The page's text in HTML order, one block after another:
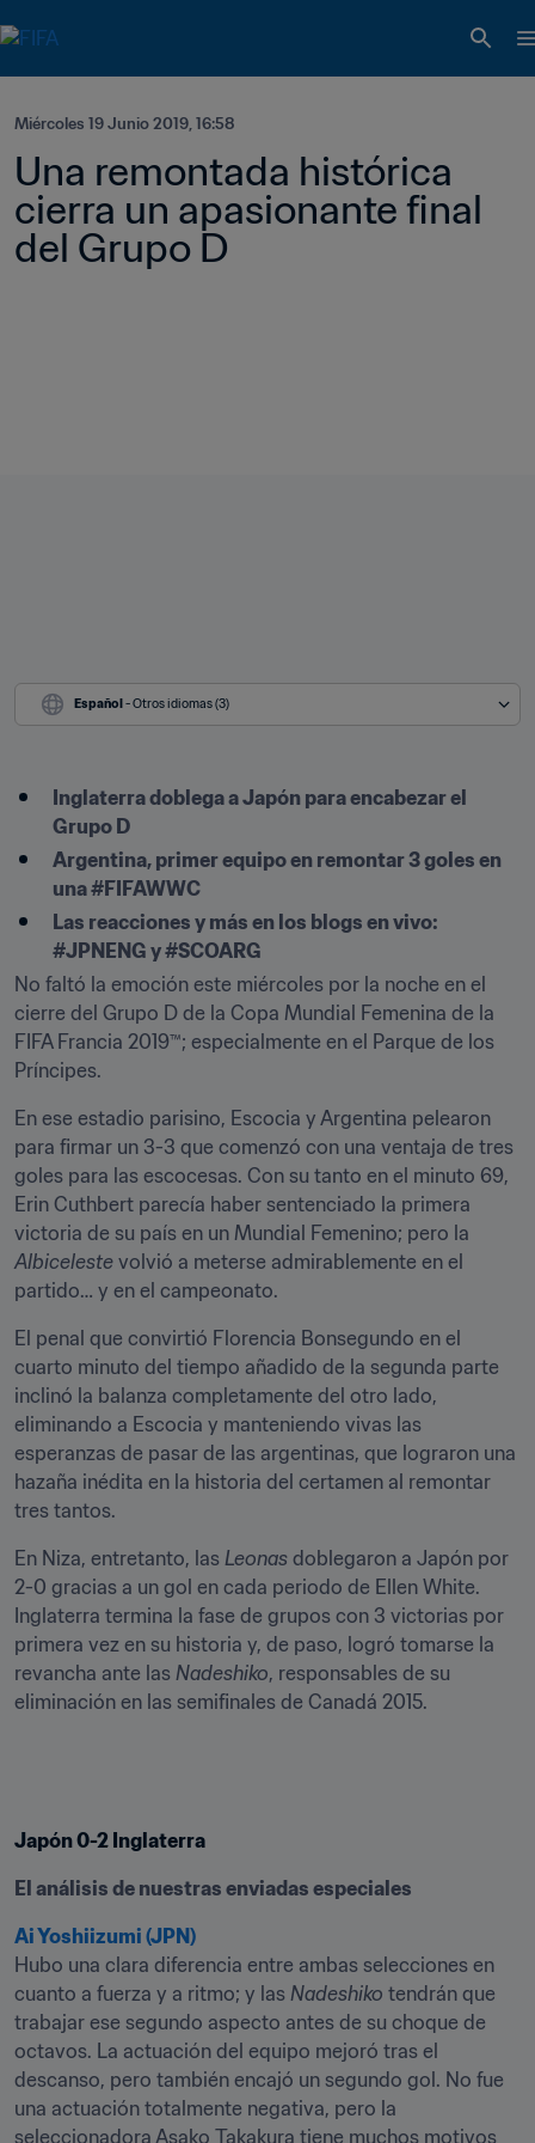
Miércoles 19 Junio 2019, 16:58
Una remontada histórica
cierra un apasionante final
del Grupo D
Español - Otros idiomas (3)
Inglaterra doblega a Japón para encabezar el
Grupo D
Argentina, primer equipo en remontar 3 goles en
una #FIFAWWC
Las reacciones y más en los blogs en vivo:
#JPNENG y #SCOARG
No faltó la emoción este miércoles por la noche en el
cierre del Grupo D de la Copa Mundial Femenina de la
FIFA Francia 2019™; especialmente en el Parque de los
Príncipes.
En ese estadio parisino, Escocia y Argentina pelearon
para firmar un 3-3 que comenzó con una ventaja de tres
goles para las escocesas. Con su tanto en el minuto 69,
Erin Cuthbert parecía haber sentenciado la primera
Albiceleste volvió a meterse admirablemente en el
partido… y en el campeonato.
El penal que convirtió Florencia Bonsegundo en el
cuarto minuto del tiempo añadido de la segunda parte
inclinó la balanza completamente del otro lado,
eliminando a Escocia y manteniendo vivas las
esperanzas de pasar de las argentinas, que lograron una
hazaña inédita en la historia del certamen al remontar
tres tantos.
En Niza, entretanto, las Leonas doblegaron a Japón por
2-0 gracias a un gol en cada periodo de Ellen White.
Inglaterra termina la fase de grupos con 3 victorias por
primera vez en su historia y, de paso, logró tomarse la
revancha ante las Nadeshiko, responsables de su
eliminación en las semifinales de Canadá 2015.
Japón 0-2 Inglaterra
El análisis de nuestras enviadas especiales
Ai Yoshiizumi (JPN)
Hubo una clara diferencia entre ambas selecciones en
cuanto a fuerza y a ritmo; y las Nadeshiko tendrán que
trabajar ese segundo aspecto antes de su choque de
octavos. La actuación del equipo mejoró tras el
descanso, pero también encajó un segundo gol. No fue
una actuación totalmente negativa, pero la
seleccionadora Asako Takakura tiene muchos motivos